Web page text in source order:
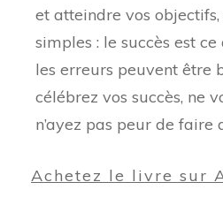
et atteindre vos
simples : le succès est
les erreurs peuvent être
célébrez vos succès, ne
n’ayez pas peur de faire
Achetez le livre sur